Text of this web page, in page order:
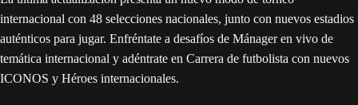
internacional con 48 selecciones nacionales, junto con nuevos estadios
auténticos para jugar. Enfréntate a desafíos de Mánager en vivo de
temática internacional y adéntrate en Carrera de futbolista con nuevos
ICONOS y Héroes internacionales.